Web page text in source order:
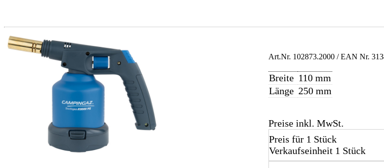
Art.Nr. 102873.2000 / EAN Nr.
Breite 110 mm
Länge 250 mm
Preise inkl. MwSt.
Preis für 1 Stück
Verkaufseinheit 1 Stück